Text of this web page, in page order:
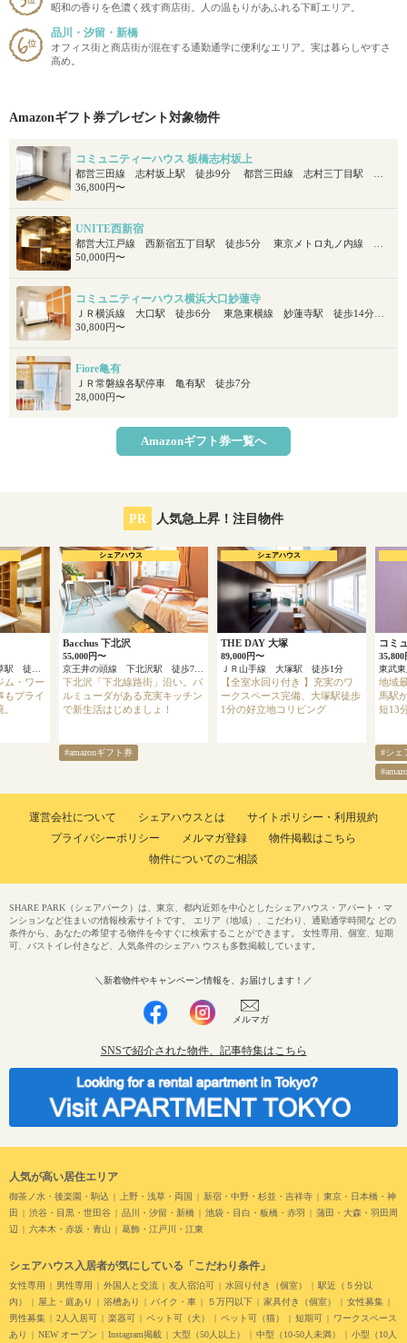
昭和の香りを色濃く残す商店街。人の温もりがあふれる下町エリア。
品川・汐留・新橋
オフィス街と商店街が混在する通勤通学に便利なエリア。実は暮らしやすさ
高め。
Amazonギフト券プレゼント対象物件
コミュニティーハウス 板橋志村坂上
都営三田線 志村坂上駅 徒歩9分 都営三田線 志村三丁目駅 徒歩9分
36,800円〜
UNITE西新宿
都営大江戸線 西新宿五丁目駅 徒歩5分 東京メトロ丸ノ内線 中野坂上駅 徒歩7分
50,000円〜
コミュニティーハウス横浜大口妙蓮寺
ＪＲ横浜線 大口駅 徒歩6分 東急東横線 妙蓮寺駅 徒歩14分 京浜急行本線 子安駅 徒歩17分
30,800円〜
Fiore亀有
ＪＲ常磐線各駅停車 亀有駅 徒歩7分
28,000円〜
Amazonギフト券一覧へ
PR 人気急上昇！注目物件
ム・ワー
もプライ
Bacchus 下北沢
55,000円〜
下北沢「下北線路街」沿い。バ
ルミューダがある充実キッチン
で新生活はじめましょ！
シェアハウス
#amazonギフト券
THE DAY 大塚
89,000円〜
ＪＲ山手線 大塚駅 徒歩1分
【全室水回り付き 】充実のワ
ークスペース完備、大塚駅徒歩
1分の好立地コリビング
シェアハウス
コミ
35,800
地域
馬駅
短13
#シェ
運営会社について シェアハウスとは
サイトポリシー・利用規約
プライバシーポリシー
メルマガ登録
物件掲載はこちら
物件についてのご相談
人気が高い居住エリア
御茶ノ水・後楽園・駒込 上野・浅草・両国 新宿・中野・杉並・吉祥寺
東京・日本橋・神
田
渋谷・目黒・世田谷 品川・汐留・新橋 池袋・目白・板橋・赤羽
蒲田・大森・羽田周
辺
六本木・赤坂・青山 葛飾・江戸川・江東
シェアハウス入居者が気にしている「こだわり条件」
女性専用 男性専用 外国人と交流 友人宿泊可 水回り付き（個室）
駅近（５分以
内）
屋上・庭あり 浴槽あり バイク・車 ５万円以下 家具付き（個室）
女性募集
男性募集
2人入居可 楽器可 ペット可（犬） ペット可（猫） 短期可
ワークスペース
あり
NEW オープン Instagram掲載 大型（50人以上） 中型（10-50人未満） 小型（10人
SHARE PARK（シェアパーク）は、東京、都内近郊を中心としたシェアハウス・アパート・マ
ンションなど住まいの情報検索サイトです。 エリア（地域）、こだわり、通勤通学時間な どの
条件から、あなたの希望する物件を今すぐに検索することができます。 女性専用、個室、短期
可、バストイレ付きなど、人気条件のシェアハ ウスも多数掲載しています。
＼新着物件やキャンペーン情報を、お届けします！／
メルマガ
SNSで紹介された物件、記事特集はこちら